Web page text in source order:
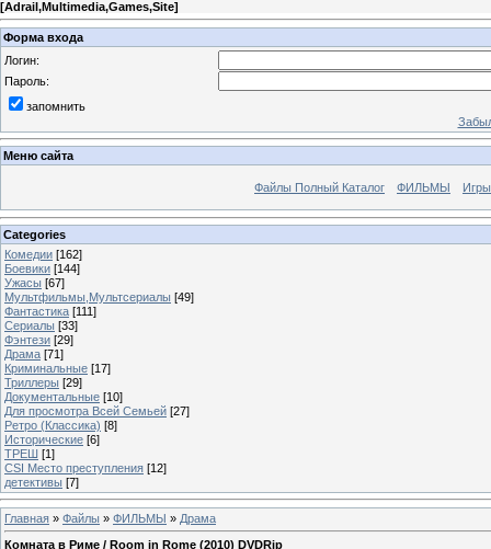
[Adrail,Multimedia,Games,Site]
Форма входа
Логин:
Пароль:
запомнить
Меню сайта
Файлы Полный Каталог ФИЛЬМЫ
Categories
Комедии [162]
Боевики [144]
Ужасы [67]
Мультфильмы,Мультсериалы [49]
Фантастика [111]
Сериалы [33]
Фэнтези [29]
Драма [71]
Криминальные [17]
Триллеры [29]
Документальные [10]
Для просмотра Всей Семьей [27]
Ретро (Классика) [8]
Исторические [6]
ТРЕШ [1]
CSI Место преступления [12]
детективы [7]
Главная » Файлы » ФИЛЬМЫ » Драма
Комната в Риме / Room in Rome (2010) DVDRip